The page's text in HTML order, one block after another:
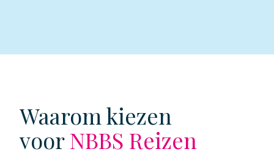
Waarom kiezen
voorNBBS Reizen